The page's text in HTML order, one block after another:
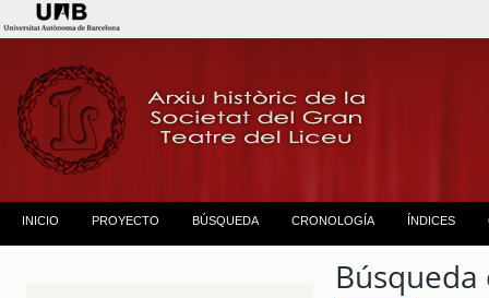
INICIO PROYECTO BÚSQUEDA CRONOLOGÍA ÍNDICES